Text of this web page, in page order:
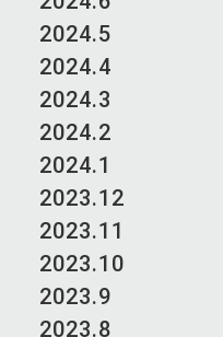
2024.5
2024.4
2024.3
2024.2
2024.1
2023.12
2023.11
2023.10
2023.9
2023.8